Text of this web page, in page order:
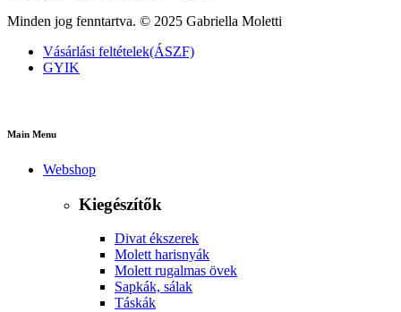
Minden jog fenntartva. © 2025 Gabriella Moletti
Vásárlási feltételek(ÁSZF)
GYIK
Main Menu
Webshop
Kiegészítők
Divat ékszerek
Molett harisnyák
Molett rugalmas övek
Sapkák, sálak
Táskák